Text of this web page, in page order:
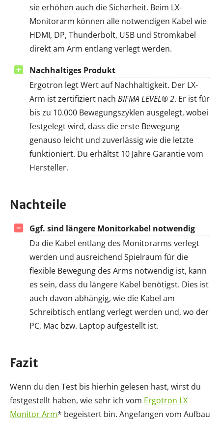
sie erhöhen auch die Sicherheit. Beim LX-
Monitorarm können alle notwendigen Kabel wie
HDMI, DP, Thunderbolt, USB und Stromkabel
direkt am Arm entlang verlegt werden.
Nachhaltiges Produkt
Ergotron legt Wert auf Nachhaltigkeit. Der LX-
Arm ist zertifiziert nach BIFMA LEVEL® 2. Er ist für
bis zu 10.000 Bewegungszyklen ausgelegt, wobei
festgelegt wird, dass die erste Bewegung
genauso leicht und zuverlässig wie die letzte
funktioniert. Du erhältst 10 Jahre Garantie vom
Hersteller.
Nachteile
Ggf. sind längere Monitorkabel notwendig
Da die Kabel entlang des Monitorarms verlegt
werden und ausreichend Spielraum für die
flexible Bewegung des Arms notwendig ist, kann
es sein, dass du längere Kabel benötigst. Dies ist
auch davon abhängig, wie die Kabel am
Schreibtisch entlang verlegt werden und, wo der
PC, Mac bzw. Laptop aufgestellt ist.
Fazit
Wenn du den Test bis hierhin gelesen hast, wirst du
festgestellt haben, wie sehr ich vom Ergotron LX
Monitor Arm* begeistert bin. Angefangen vom Aufbau